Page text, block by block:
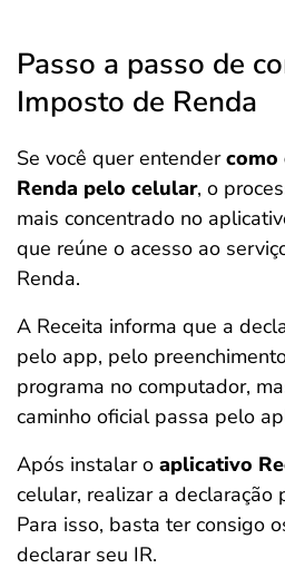
Passo a passo de
Imposto de Renda
Se você quer entendercomo
Renda pelo celular, o
mais concentrado no
que reúne o acesso ao
Renda.
A Receita informa que a
pelo app, pelo
programa no computador,
caminho oficial passa pelo
Após instalar o aplicativo
celular, realizar a declaração
Para isso, basta ter consigo
declarar seu IR.